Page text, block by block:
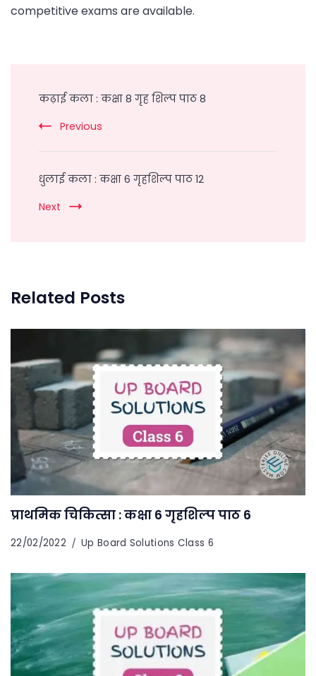
competitive exams are available.
Navigation
कढ़ाई कला : कक्षा 8 गृह शिल्प पाठ 8
Previous
धुलाई कला : कक्षा 6 गृहशिल्प पाठ 12
Next
Related Posts
प्राथमिक चिकित्सा : कक्षा 6 गृहशिल्प पाठ 6
22/02/2022 Up Board Solutions Class 6